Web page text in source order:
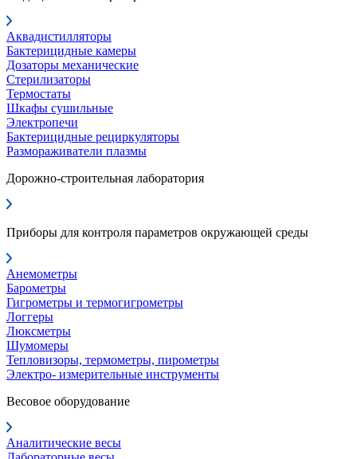
Аквадистилляторы
Бактерицидные камеры
Дозаторы механические
Стерилизаторы
Термостаты
Шкафы сушильные
Электропечи
Бактерицидные рециркуляторы
Размораживатели плазмы
Дорожно-строительная лаборатория
Приборы для контроля параметров окружающей среды
Анемометры
Барометры
Гигрометры и термогигрометры
Логгеры
Люксметры
Шумомеры
Тепловизоры, термометры, пирометры
Электро- измерительные инструменты
Весовое оборудование
Аналитические весы